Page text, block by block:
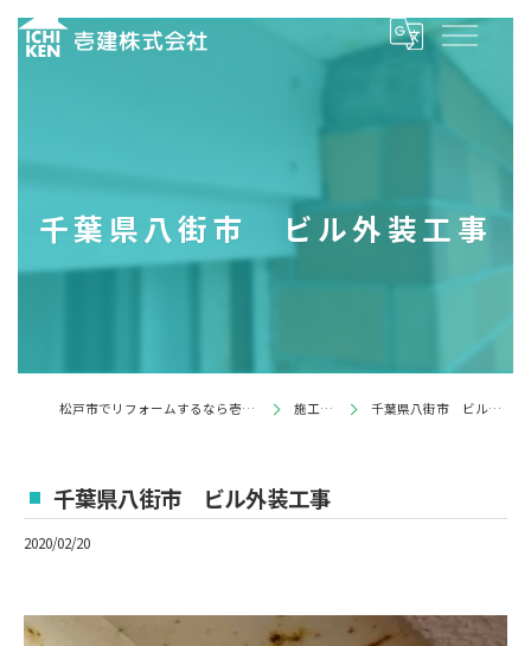
千葉県八街市 ビル外装工事
松戸市でリフォームするなら壱建株式会社 施工事例 千葉県八街市 ビル外装工事
千葉県八街市 ビル外装工事
2020/02/20